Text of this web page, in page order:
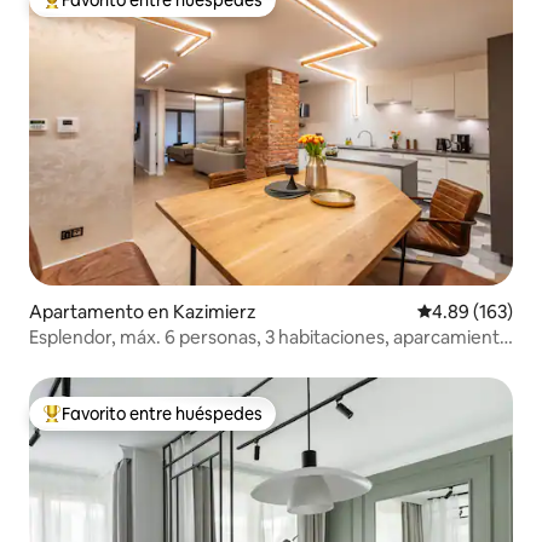
Favorito entre huéspedes preferido
Apartamento en Kazimierz Calificación
4.89 (163)
Esplendor, máx. 6 personas, 3 habitaciones, aparcamiento
Favorito entre huéspedes preferido
Favorito entre huéspedes